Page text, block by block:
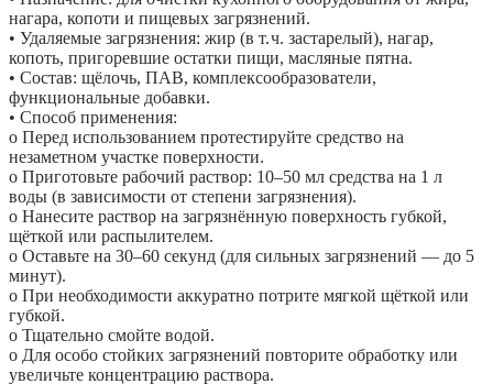
нагара, копоти и пищевых загрязнений.
• Удаляемые загрязнения: жир (в т. ч. застарелый), нагар,
копоть, пригоревшие остатки пищи, масляные пятна.
• Состав: щёлочь, ПАВ, комплексообразователи,
функциональные добавки.
• Способ применения:
o Перед использованием протестируйте средство на
незаметном участке поверхности.
o Приготовьте рабочий раствор: 10–50 мл средства на 1 л
воды (в зависимости от степени загрязнения).
o Нанесите раствор на загрязнённую поверхность губкой,
щёткой или распылителем.
o Оставьте на 30–60 секунд (для сильных загрязнений — до 5
минут).
o При необходимости аккуратно потрите мягкой щёткой или
губкой.
o Тщательно смойте водой.
o Для особо стойких загрязнений повторите обработку или
увеличьте концентрацию раствора.